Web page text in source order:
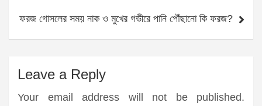
ফরজ গোসলের সময় নাক ও মুখের গভীরে পানি পৌঁছানো কি ফরজ?
Leave a Reply
Your email address will not be published.